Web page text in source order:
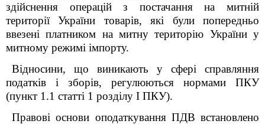
здійснення операцій з постачання на митній
території України товарів, які були попередньо
ввезені платником на митну територію України у
митному режимі імпорту.
Відносини, що виникають у сфері справляння
податків і зборів, регулюються нормами ПКУ
(пункт 1.1 статті 1 розділу І ПКУ).
Правові основи оподаткування ПДВ встановлено